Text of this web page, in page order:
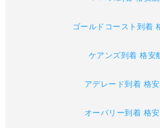
ゴールドコースト到着
ケアンズ到着 格安
アデレード到着 格
オーバリー到着 格